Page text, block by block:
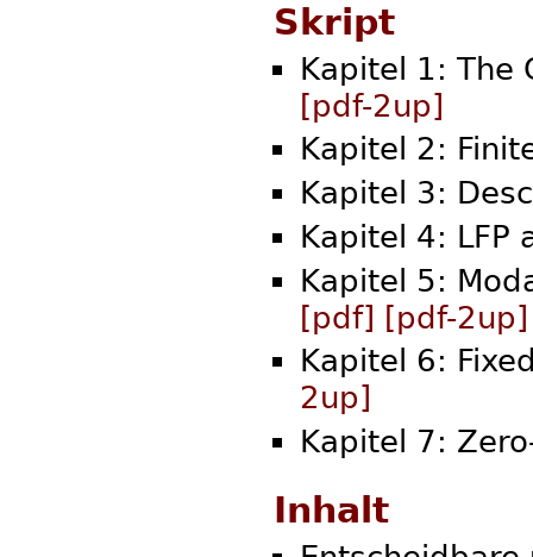
Skript
Kapitel 1: The
[pdf-2up]
Kapitel 2:
Kapitel 3:
Kapitel 4: LFP
Kapitel 5:
[pdf] [pdf-2up]
Kapitel 6:
2up]
Kapitel 7:
Inhalt